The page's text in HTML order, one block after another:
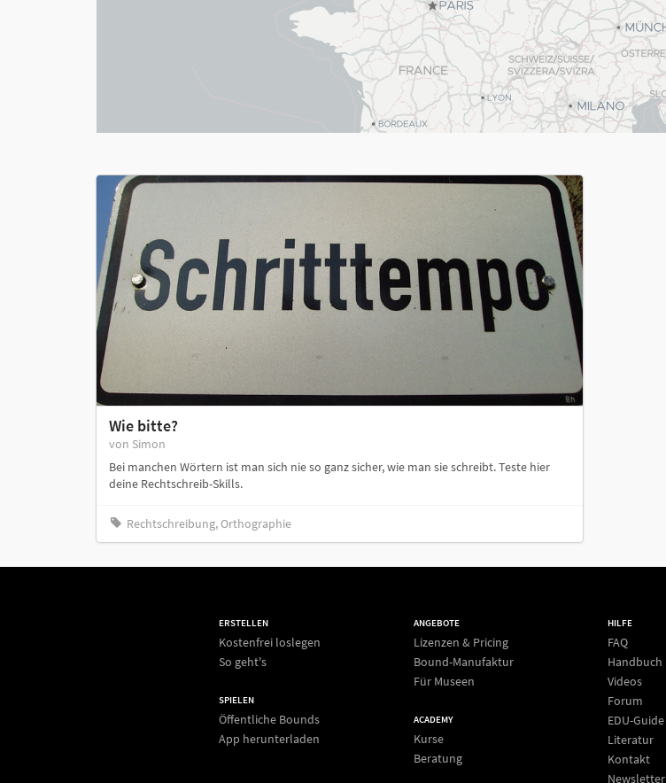
Wie bitte?
von Simon
Bei manchen Wörtern ist man sich nie so ganz sicher, wie man sie schreibt. Teste hier
deine Rechtschreib-Skills.
Rechtschreibung, Orthographie
ERSTELLEN
Kostenfrei loslegen
So geht's
SPIELEN
Öffentliche Bounds
App herunterladen
ANGEBOTE
Lizenzen & Pricing
Bound-Manufaktur
Für Museen
ACADEMY
Kurse
Beratung
HILFE
FAQ
Handbuch
Videos
Forum
EDU-Guide
Literatur
Kontakt
Newsletter